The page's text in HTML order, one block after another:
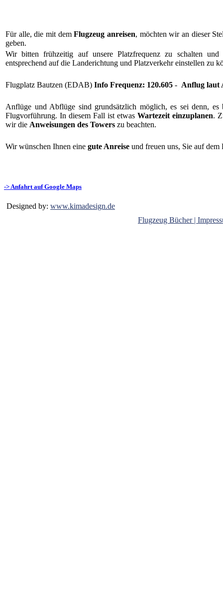
Für alle, die mit demFlugzeug anreisen, möchten wir an dieser
geben.
Wir bitten frühzeitig auf unsere Platzfrequenz zu schalten
entsprechend auf die Landerichtung und Platzverkehr einstellen zu
Flugplatz Bautzen (EDAB) Info Frequenz: 120.605 - Anflug laut
Anflüge und Abflüge sind grundsätzlich möglich, es sei denn,
Flugvorführung. In diesem Fall ist etwas Wartezeit einzuplanen.
wir die Anweisungen des Towers zu beachten.
Wir wünschen Ihnen eine gute Anreise und freuen uns, Sie auf
-> Anfahrt auf Google Maps
Designed by: www.kimadesign.de
Flugzeug Bücher |